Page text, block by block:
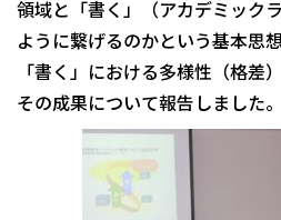
領域と「書く」（アカデミック
ように繋げるのかという基本思
「書く」における多様性（格差
その成果について報告しました。